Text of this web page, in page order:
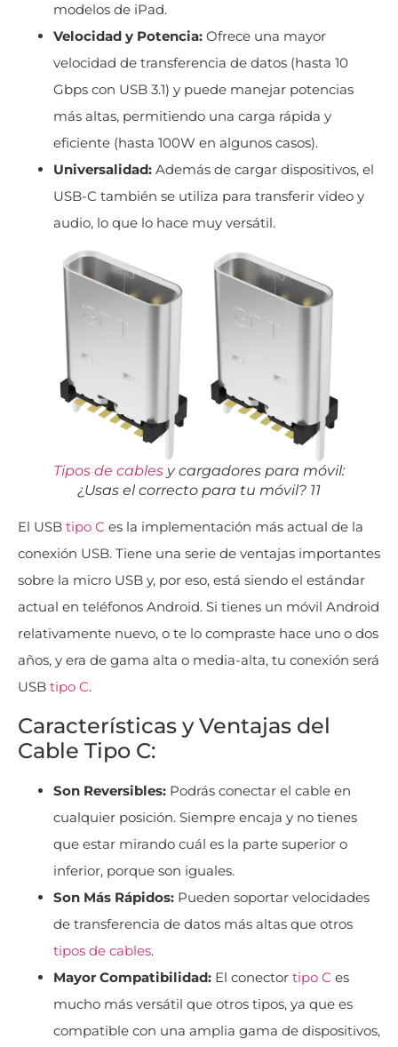
modelos de iPad.
Velocidad y Potencia: Ofrece una mayor
velocidad de transferencia de datos (hasta 10
Gbps con USB 3.1) y puede manejar potencias
más altas, permitiendo una carga rápida y
eficiente (hasta 100W en algunos casos).
Universalidad: Además de cargar dispositivos, el
USB-C también se utiliza para transferir video y
audio, lo que lo hace muy versátil.
Tipos de cables y cargadores para móvil:
¿Usas el correcto para tu móvil? 11
El USB tipo C es la implementación más actual de la
conexión USB. Tiene una serie de ventajas importantes
sobre la micro USB y, por eso, está siendo el estándar
actual en teléfonos Android. Si tienes un móvil Android
relativamente nuevo, o te lo compraste hace uno o dos
años, y era de gama alta o media-alta, tu conexión será
USB tipo C.
Características y Ventajas del
Cable Tipo C:
Son Reversibles: Podrás conectar el cable en
cualquier posición. Siempre encaja y no tienes
que estar mirando cuál es la parte superior o
inferior, porque son iguales.
Son Más Rápidos: Pueden soportar velocidades
de transferencia de datos más altas que otros
tipos de cables.
Mayor Compatibilidad: El conector tipo C es
mucho más versátil que otros tipos, ya que es
compatible con una amplia gama de dispositivos,